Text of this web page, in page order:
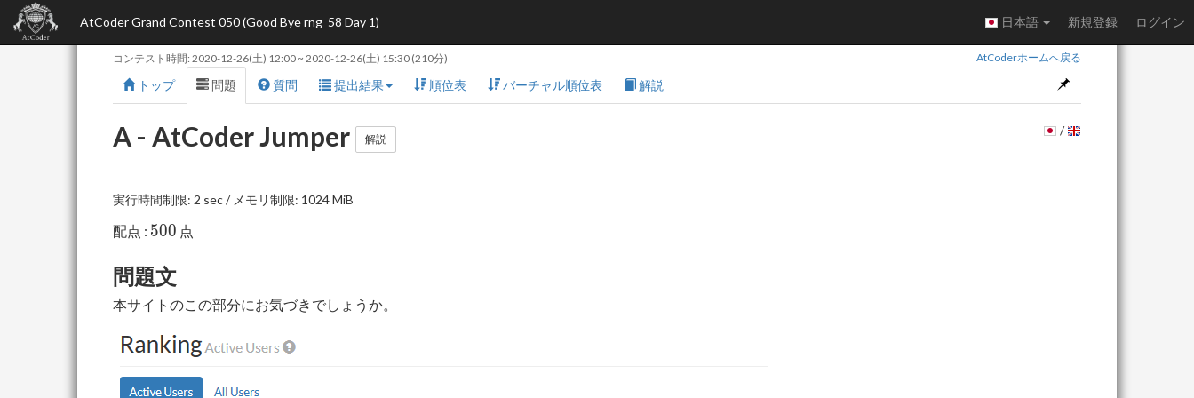
AtCoder Grand Contest 050 (Good Bye rng_58 Day 1) 日本語 新規登録 ログイン
コンテスト時間: 2020-12-26(土) 12:00~ 2020-12-26(土) 15:30 (210分) AtCoderホームへ戻る
トップ 問題 質問 提出結果 順位表 バーチャル順位表 解説
A - AtCoder Jumper 解説
/
実行時間制限: 2 sec / メモリ制限: 1024 MiB
配点 : 500
500 点
問題文
本サイトのこの部分にお気づきでしょうか。